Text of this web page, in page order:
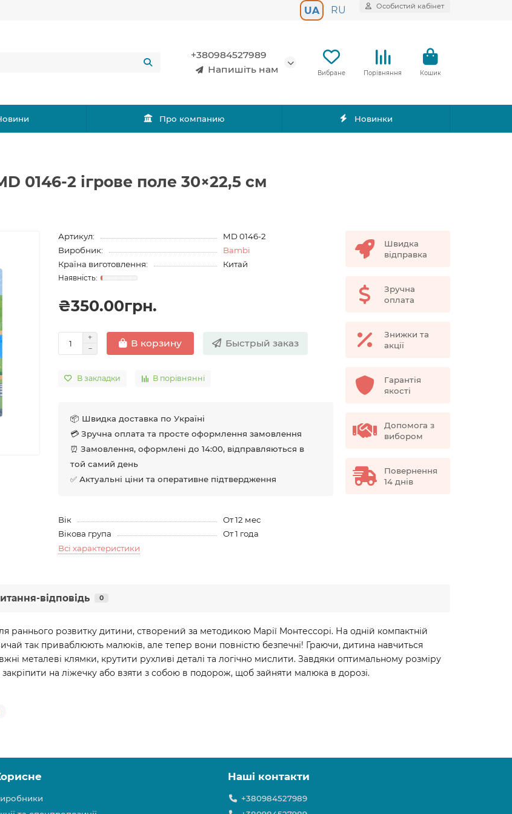
UA RU Особистий кабінет
+380984527989
Напишіть нам
Вибране Порівняння Кошик
Про компанию Новинки
0146-2 ігрове поле 30×22,5 см
Артикул:
MD 0146-2
Виробник:
Bambi
Країна виготовлення:
Китай
₴350.00грн.
В корзину Быстрый заказ
В закладки В порівнянні
📦 Швидка доставка по Україні
💳 Зручна оплата та просте оформлення замовлення
⏰ Замовлення, оформлені до 14:00, відправляються в
той самий день
✅ Актуальні ціни та оперативне підтвердження
Вік
От 12 мес
Вікова група
От 1 года
Всі характеристики
Швидка
відправка
Зручна
оплата
Знижки та
акції
Гарантія
якості
Допомога з
вибором
Повернення
14 днів
відповідь 0
раннього розвитку дитини, створений за методикою Марії Монтессорі. На одній компактній
так приваблюють малюків, але тепер вони повністю безпечні! Граючи, дитина навчиться
металеві клямки, крутити рухливі деталі та логічно мислити. Завдяки оптимальному розміру
на ліжечку або взяти з собою в подорож, щоб зайняти малюка в дорозі.
Наші контакти
+380984527989